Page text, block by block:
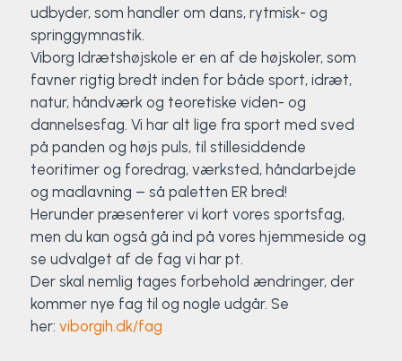
udbyder, som handler om dans, rytmisk- og
springgymnastik.
Viborg Idrætshøjskole er en af de højskoler, som
favner rigtig bredt inden for både sport, idræt,
natur, håndværk og teoretiske viden- og
dannelsesfag. Vi har alt lige fra sport med sved
på panden og højs puls, til stillesiddende
teoritimer og foredrag, værksted, håndarbejde
og madlavning – så paletten ER bred!
Herunder præsenterer vi kort vores sportsfag,
men du kan også gå ind på vores hjemmeside og
se udvalget af de fag vi har pt.
Der skal nemlig tages forbehold ændringer, der
kommer nye fag til og nogle udgår. Se
her: viborgih.dk/fag